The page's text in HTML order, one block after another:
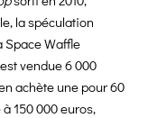
la spéculation
Space Waffle
vendue 6 000
achète une pour 60
150 000 euros,